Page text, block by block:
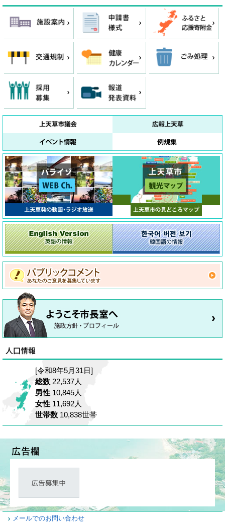
[令和8年5月31日]
総数 22,537人
男性 10,845人
女性 11,692人
世帯数 10,838世帯
メールでのお問い合わせ